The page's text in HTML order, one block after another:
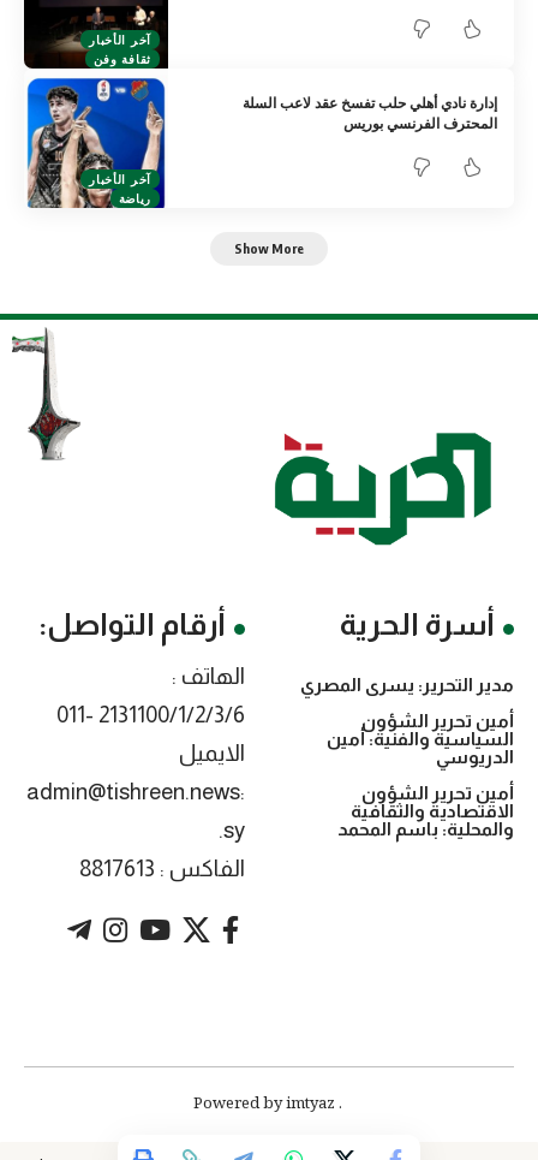
آخر الأخبار
ثقافة وفن
آخر الأخبار
رياضة
إدارة نادي أهلي حلب تفسخ عقد لاعب السلة
المحترف الفرنسي بوريس
Show More
أسرة الحرية
مدير التحرير: يسرى المصري
أمين تحرير الشؤون
السياسية والفنية: أمين
الدريوسي
أمين تحرير الشؤون
الاقتصادية والثقافية
والمحلية: باسم المحمد
أرقام التواصل:
الهاتف :
2131100/1/2/3/6 -011
الايميل
:admin@tishreen.news
.sy
الفاكس : 8817613
. Powered by imtyaz